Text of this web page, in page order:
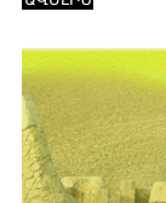
кромсает
их
и
не
искажает
смысл.
Հակառակ
կարծիքները
կողմից
ընդունվում
են